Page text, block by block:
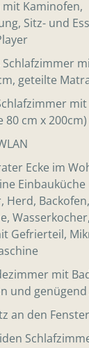
Kaminofen,
Sitz- und
Schlafzimmer
geteilte
mit
80 cm x 200cm)
Ecke im
Einbauküche
Herd, Backofen,
Gefrierteil,
mit
und
an den